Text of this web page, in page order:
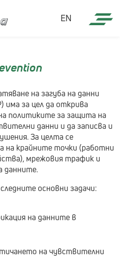
EN
на загуба на данни
има за цел да открива
политиките за защита на
данни и да записва и
За целта се
на крайните точки (работни
мрежовия трафик и
данните.
основни задачи:
на данните в
на чувствителни